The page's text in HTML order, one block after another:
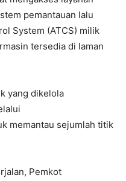
pemantauan lalu
System (ATCS) milik
tersedia di laman
yang dikelola
memantau sejumlah titik
Pemkot